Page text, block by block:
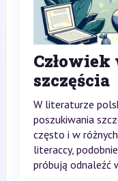
szczęścia
W literaturze
poszukiwania
często i w
literaccy,
próbują odnaleźć